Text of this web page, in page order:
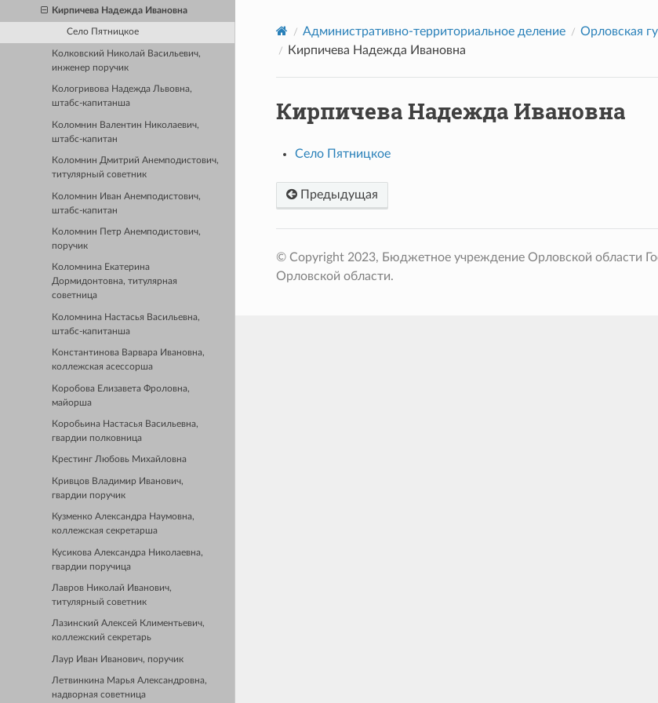
Кирпичева Надежда Ивановна
Село Пятницкое
Колковский Николай Васильевич,
инженер поручик
Кологривова Надежда Львовна,
штабс-капитанша
Коломнин Валентин Николаевич,
штабс-капитан
Коломнин Дмитрий Анемподистович,
титулярный советник
Коломнин Иван Анемподистович,
штабс-капитан
Коломнин Петр Анемподистович,
поручик
Коломнина Екатерина
Дормидонтовна, титулярная
советница
Коломнина Настасья Васильевна,
штабс-капитанша
Константинова Варвара Ивановна,
коллежская асессорша
Коробова Елизавета Фроловна,
майорша
Коробьина Настасья Васильевна,
гвардии полковница
Крестинг Любовь Михайловна
Кривцов Владимир Иванович,
гвардии поручик
Кузменко Александра Наумовна,
коллежская секретарша
Кусикова Александра Николаевна,
гвардии поручица
Лавров Николай Иванович,
титулярный советник
Лазинский Алексей Климентьевич,
коллежский секретарь
Лаур Иван Иванович, поручик
Летвинкина Марья Александровна,
надворная советница
Административно-территориальное деление Орловская
Кирпичева Надежда Ивановна
Кирпичева Надежда Ивановна
Село Пятницкое
Предыдущая
© Copyright 2023, Бюджетное учреждение Орловской области
Орловской области.